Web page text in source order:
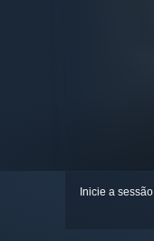
Inicie a sessão